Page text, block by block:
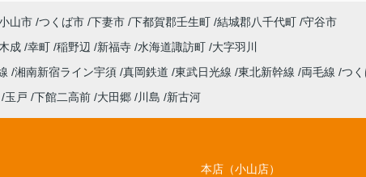
山市 つくば市 下妻市 下都賀郡壬生町 結城郡八千代町 守谷市
成 幸町 稲野辺 新福寺 水海道諏訪町 大字羽川
湘南新宿ライン宇須 真岡鉄道 東武日光線 東北新幹線 両毛線 つ
玉戸 下館二高前 大田郷 川島 新古河
本店（小山店）